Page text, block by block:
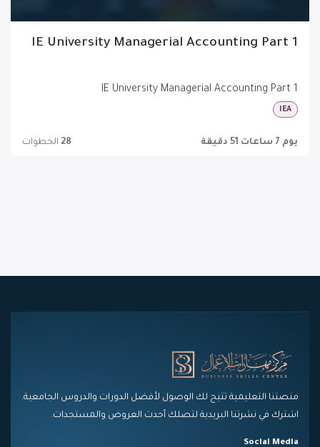
IE University Managerial Accounting Part 1
IE University Managerial Accounting Part 1
IEA
يوم 7 ساعات 51 دقيقة 28 الخطوات
منصتنا التعليمية تتيح لك الوصول لأفضل الدورات والدروس الجامعية.
اشترك في نشرتنا البريدية لتصلك أحدث العروض والمستجدات.
Social Media